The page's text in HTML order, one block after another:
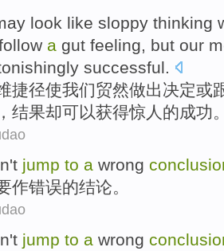
look like sloppy thinking
a gut feeling, but our
successful.
捷径使我们贸然做出决定或
，结果却可以获得惊人 的成功
jump to a wrong
作错误的结论。
jump to a wrong